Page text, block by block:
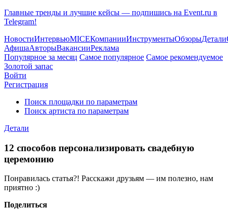
Главные тренды и лучшие кейсы — подпишись на Event.ru в
Telegram!
НовостиИнтервьюMICEКомпанииИнструментыОбзорыДетали
АфишаАвторыВакансииРеклама
Популярное за месяц Самое популярное Самое рекомендуемое
Золотой запас
Войти
Регистрация
Поиск площадки по параметрам
Поиск артиста по параметрам
Детали
12 способов персонализировать свадебную
церемонию
Понравилась статья?! Расскажи друзьям — им полезно, нам
приятно :)
Поделиться